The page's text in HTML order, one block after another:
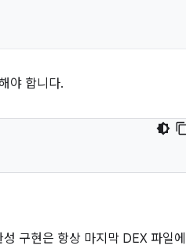
야 합니다.
구현은 항상 마지막 DEX 파일에